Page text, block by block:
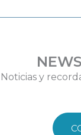
Noticias y